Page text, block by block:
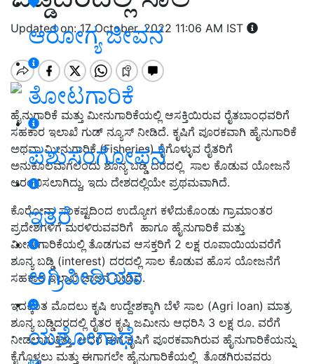
ಆರೋಗ್ಯ ಜೀವನ
ತೋಟಗಾರಿಕೆ
ಪಶುಸಂಗೋಪನೆ
ಇತರೆ
ಅಗ್ರಿಪೀಡಿಯಾ
ಯಶೋಗಾಥೆ
Updated on: 17 October, 2022 11:06 AM IST
ಹೈನುಗಾರಿಕೆ ಮತ್ತು ಮೀನುಗಾರಿಕೆಯಲ್ಲಿ ಆಸಕ್ತಿಯಿರುವ ರೈತಬಾಂಧವರಿಗೆ
ಸಹಕಾರ ಇಲಾಖೆ ಗುಡ್ ನ್ಯೂಸ್ ನೀಡಿದೆ. ಕೃಷಿಗೆ ಪೂರಕವಾಗಿ ಹೈನುಗಾರಿಕೆ
ಅಥವಾ ಮೀನುಗಾರಿಕೆ (Fisheries) ಕೈಗೊಳ್ಳುವ ರೈತರಿಗೆ
ಅನುಕೂಲವಾಗಲೆಂದು ಶೂನ್ಯ ಬಡ್ಡಿ ದರದಲ್ಲಿ ಸಾಲ ಕೊಡುವ ಯೋಜನೆ
ಆರಂಭಿಸಲಾಗಿದ್ದು, ಇದು ದೇಶದಲ್ಲಿಯೇ ಪ್ರಥಮವಾಗಿದೆ.
ಕೊರೋನಾ ಸಂಕಷ್ಟದಿಂದ ಉದ್ಯೋಗ ಕಳೆದುಕೊಂಡು ಗ್ರಾಮಾಂತರ
ಪ್ರದೇಶಗಳಿಗೆ ಮರಳಿರುವವರಿಗೆ ಹಾಗೂ ಹೈನುಗಾರಿಕೆ ಮತ್ತು
ಮೀನುಗಾರಿಕೆಯಲ್ಲಿ ತೊಡಗುವ ಆಸಕ್ತರಿಗೆ 2 ಲಕ್ಷ ರೂಪಾಯಿಯವರೆಗೆ
ಶೂನ್ಯ ಬಡ್ಡಿ (interest) ದರದಲ್ಲಿ ಸಾಲ ಕೊಡುವ ಹೊಸ ಯೋಜನೆಗೆ
ಸಹಕಾರ ಇಲಾಖೆ ಚಾಲನೆ ನೀಡಿದೆ.
ಇದಕ್ಕಿಂತ ಮೊದಲು ಕೃಷಿ ಉದ್ದೇಶಕ್ಕಾಗಿ ಬೆಳೆ ಸಾಲ (Agri loan) ಮಾತ್ರ
ಶೂನ್ಯ ಬಡ್ಡಿದರದಲ್ಲಿ ರೈತರ ಕೃಷಿ ಜಮೀನು ಆಧರಿಸಿ 3 ಲಕ್ಷ ರೂ. ವರೆಗೆ
ನೀಡಲಾಗುತ್ತಿತ್ತು. ಆದರೆ ಈಗ ಕೃಷಿಗೆ ಪೂರಕವಾಗಿರುವ ಹೈನುಗಾರಿಕೆಯನ್ನು
ಕೈಗೊಳ್ಳಲು ಮತ್ತು ಈಗಾಗಲೇ ಹೈನುಗಾರಿಕೆಯಲ್ಲಿ ತೊಡಗಿರುವವರು